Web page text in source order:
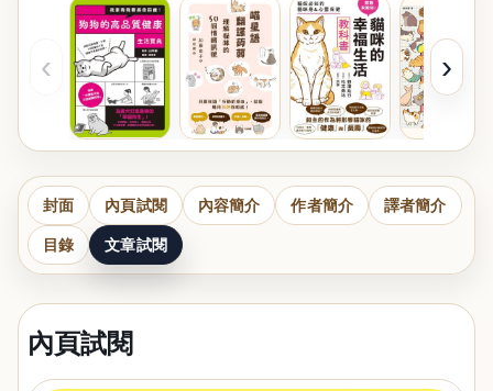
‹ ›
封面 內頁試閱 內容簡介 作者簡介 譯者簡介
目錄 文章試閱
內頁試閱